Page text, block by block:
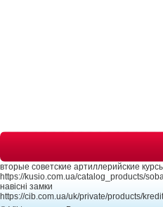
вторые советские артиллерийские
https://kusio.com.ua/catalog_products/
навісні замки
https://cib.com.ua/uk/private/products/